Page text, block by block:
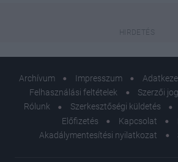
Archívum Impresszum
Felhasználási feltételek
Szerzői
Rólunk
Szerkesztőségi küldetés
Előfizetés
Kapcsolat
Akadálymentesítési nyilatkozat